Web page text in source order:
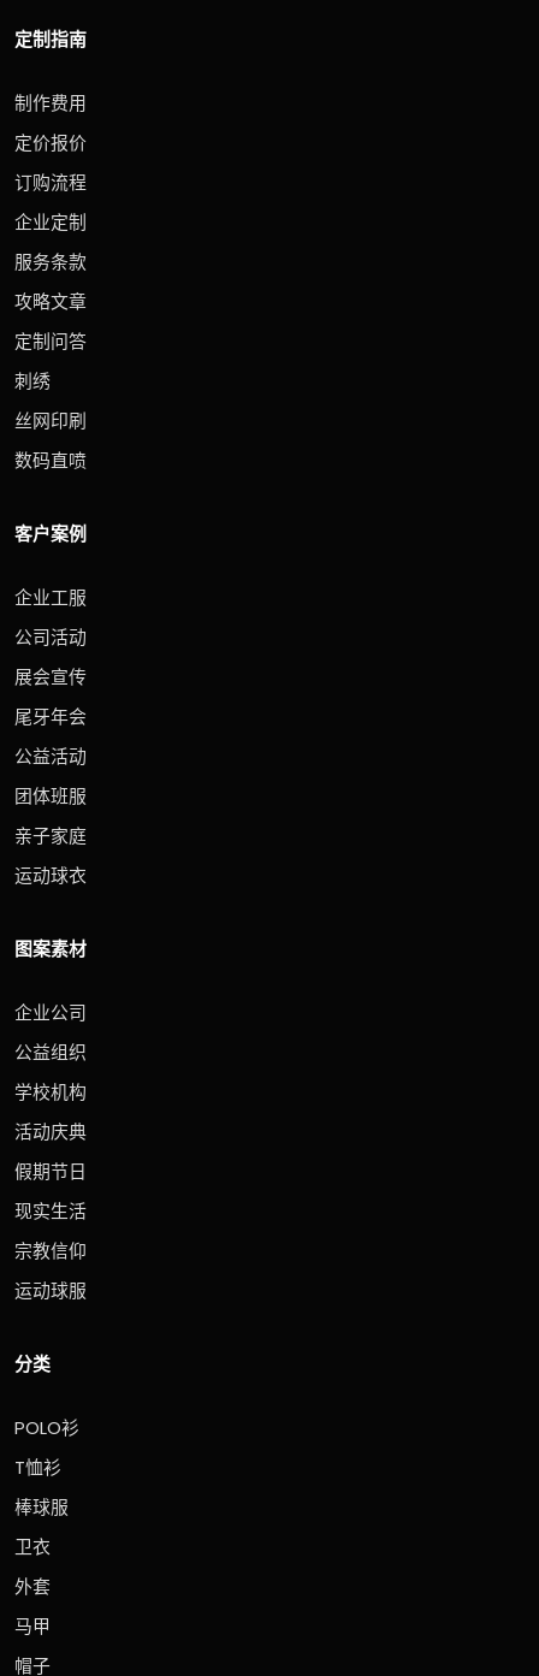
定制指南
制作费用
定价报价
订购流程
企业定制
服务条款
攻略文章
定制问答
刺绣
丝网印刷
数码直喷
客户案例
企业工服
公司活动
展会宣传
尾牙年会
公益活动
团体班服
亲子家庭
运动球衣
图案素材
企业公司
公益组织
学校机构
活动庆典
假期节日
现实生活
宗教信仰
运动球服
分类
POLO衫
T恤衫
棒球服
卫衣
外套
马甲
帽子